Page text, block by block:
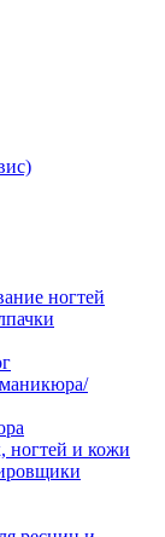
ногтей
ногтей и кожи